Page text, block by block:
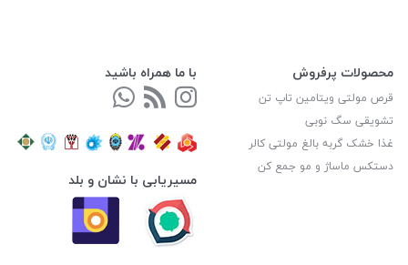
محصولات پرفروش
قرص مولتی ویتامین تاپ تن
تشویقی سگ نوبی
غذا خشک گربه بالغ مولتی کالر
دستکس ماساژ و مو جمع کن
با ما همراه باشید
مسیریابی با نشان و بلد